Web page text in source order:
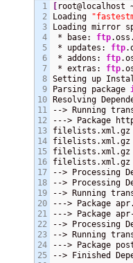
1
2
3
4
5
6
7
8
9
10
11
12
13
14
15
16
17
18
19
20
21
22
23
24
25
[ root@localhost
Loading
Loading mirror
* base: ftp
* updates: ftp
* addons: ftp
* extras: ftp
Setting up
Parsing package
Resolving
--> Running
---> Package
--> Processing
--> Processing
--> Running
---> Package
---> Package
--> Processing
--> Running
---> Package
--> Finished